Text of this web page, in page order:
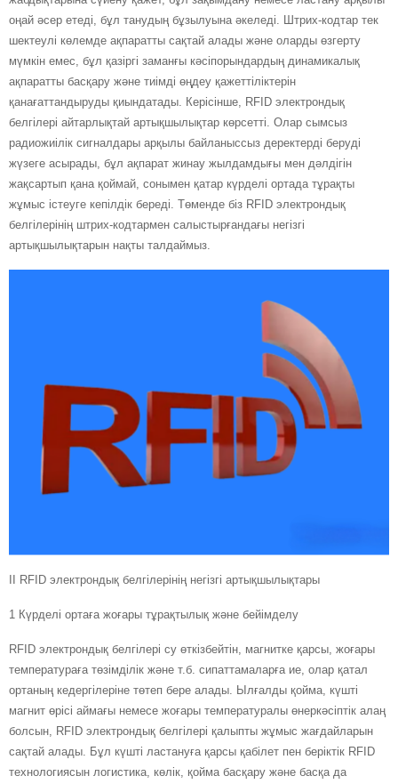
оңай әсер етеді, бұл танудың бұзылуына әкеледі. Штрих-кодтар тек
шектеулі көлемде ақпаратты сақтай алады және оларды өзгерту
мүмкін емес, бұл қазіргі заманғы кәсіпорындардың динамикалық
ақпаратты басқару және тиімді өңдеу қажеттіліктерін
қанағаттандыруды қиындатады. Керісінше, RFID электрондық
белгілері айтарлықтай артықшылықтар көрсетті. Олар сымсыз
радиожиілік сигналдары арқылы байланыссыз деректерді беруді
жүзеге асырады, бұл ақпарат жинау жылдамдығы мен дәлдігін
жақсартып қана қоймай, сонымен қатар күрделі ортада тұрақты
жұмыс істеуге кепілдік береді. Төменде біз RFID электрондық
белгілерінің штрих-кодтармен салыстырғандағы негізгі
артықшылықтарын нақты талдаймыз.
II RFID электрондық белгілерінің негізгі артықшылықтары
1 Күрделі ортаға жоғары тұрақтылық және бейімделу
RFID электрондық белгілері су өткізбейтін, магнитке қарсы, жоғары
температураға төзімділік және т.б. сипаттамаларға ие, олар қатал
ортаның кедергілеріне төтеп бере алады. Ылғалды қойма, күшті
магнит өрісі аймағы немесе жоғары температуралы өнеркәсіптік алаң
болсын, RFID электрондық белгілері қалыпты жұмыс жағдайларын
сақтай алады. Бұл күшті ластануға қарсы қабілет пен беріктік RFID
технологиясын логистика, көлік, қойма басқару және басқа да